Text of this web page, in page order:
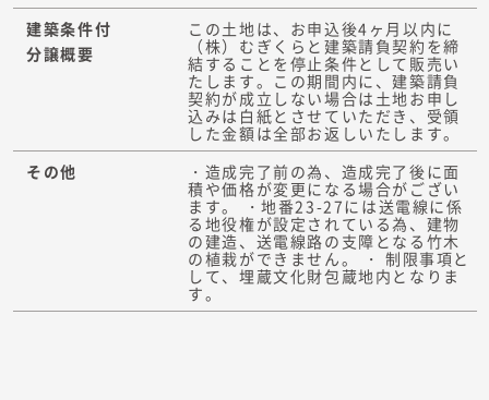
建築条件付
分譲概要
この土地は、お申込後4ヶ月以内に
（株）むぎくらと建築請負契約を締
結することを停止条件として販売い
たします。この期間内に、建築請負
契約が成立しない場合は土地お申し
込みは白紙とさせていただき、受領
した金額は全部お返しいたします。
その他
・造成完了前の為、造成完了後に面
積や価格が変更になる場合がござい
ます。 ・地番23-27には送電線に係
る地役権が設定されている為、建物
の建造、送電線路の支障となる竹木
の植栽ができません。 ・ 制限事項と
して、埋蔵文化財包蔵地内となりま
す。